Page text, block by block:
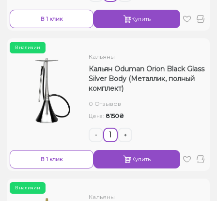
В 1 клик Купить
В наличии
Кальяны
Кальян Oduman Orion Black Glass
Silver Body (Металлик, полный
комплект)
0 Отзывов
Цена: 8150₴
- +
В 1 клик Купить
В наличии
Кальяны